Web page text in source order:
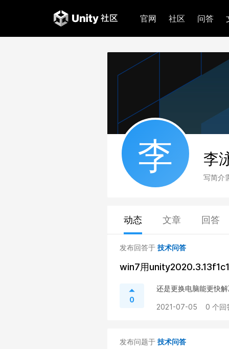
官网 社区 问答
李 李
写简介
动态 文章 回答
发布回答于 技术问答
win7用
0
还是更换电脑能更快
2021-07-05 0 个回
发布问题于 技术问答